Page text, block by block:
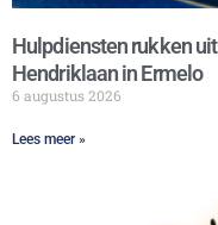
Hulpdiensten rukken
Hendriklaan in Ermelo
6 augustus 2026
Lees meer »